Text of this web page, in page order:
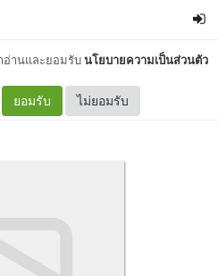
อ่านและยอมรับนโยบายความเป็นส่วนตัว
ยอมรับ ไม่ยอมรับ